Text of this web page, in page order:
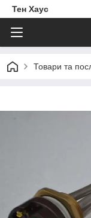
Тен Хаус
Товари та